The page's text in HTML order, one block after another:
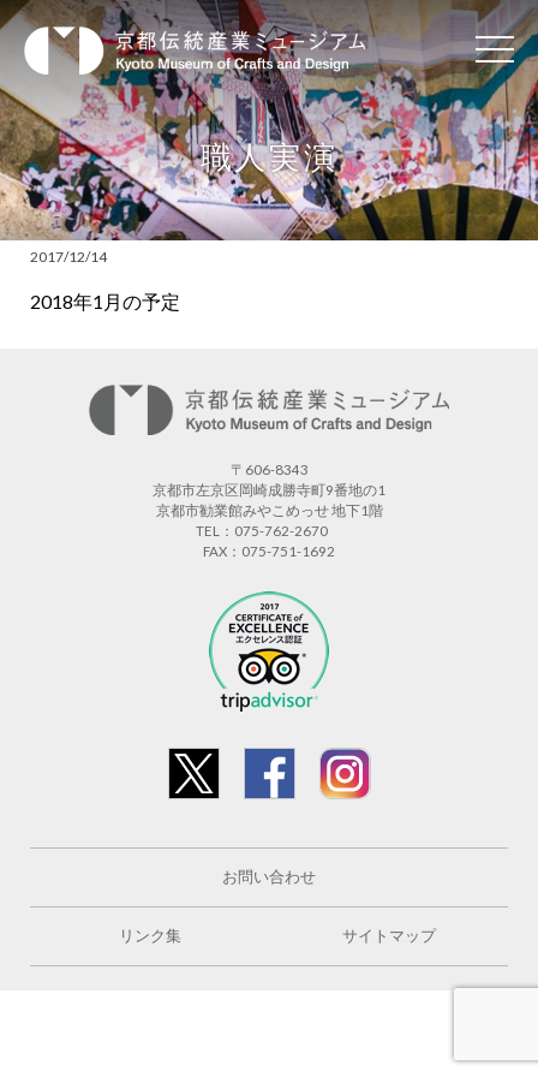
職人実演
2017/12/14
2018年1月の予定
〒606-8343
京都市左京区岡崎成勝寺町9番地の1
京都市勧業館みやこめっせ 地下1階
TEL：075-762-2670
FAX：075-751-1692
お問い合わせ
リンク集 サイトマップ